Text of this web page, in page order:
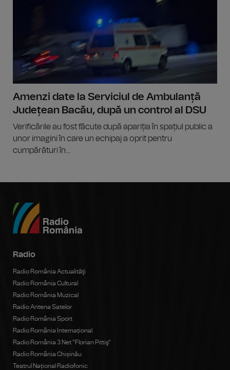
Amenzi date la Serviciul de Ambulanță
Județean Bacău, după un control al DSU
Verificările au fost făcute după apariția în spațiul public a
unor imagini în care un echipaj a oprit pentru
cumpărături în...
Radio
Radio România Actualităţi
Radio România Cultural
Radio România Muzical
Radio Antena Satelor
Radio România Sport
Radio România Internațional
Radio România 3 Net "Florian Pittiş"
Radio România Chișinău
Teatrul Național Radiofonic